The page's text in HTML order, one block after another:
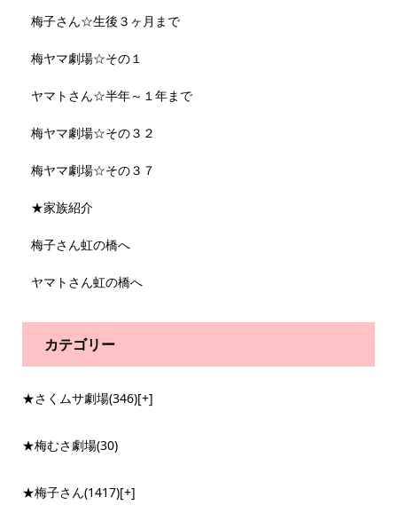
梅子さん☆生後３ヶ月まで
梅ヤマ劇場☆その１
ヤマトさん☆半年～１年まで
梅ヤマ劇場☆その３２
梅ヤマ劇場☆その３７
★家族紹介
梅子さん虹の橋へ
ヤマトさん虹の橋へ
カテゴリー
★さくムサ劇場(346)[+]
★梅むさ劇場(30)
★梅子さん(1417)[+]